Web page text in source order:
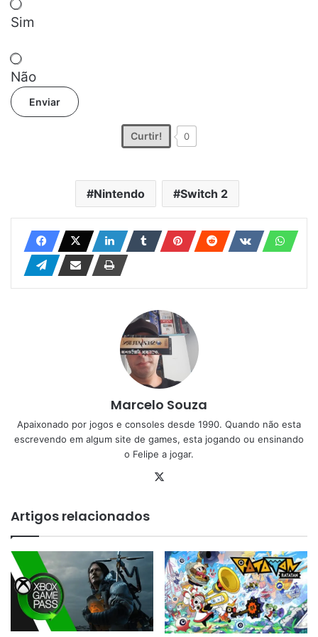
Sim
Não
Enviar
Curtir! 0
Nintendo Switch 2
Marcelo Souza
Apaixonado por jogos e consoles desde 1990. Quando não esta
escrevendo em algum site de games, esta jogando ou ensinando
o Felipe a jogar.
Artigos relacionados